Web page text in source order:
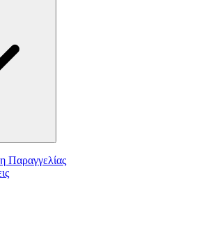
Παραγγελίας